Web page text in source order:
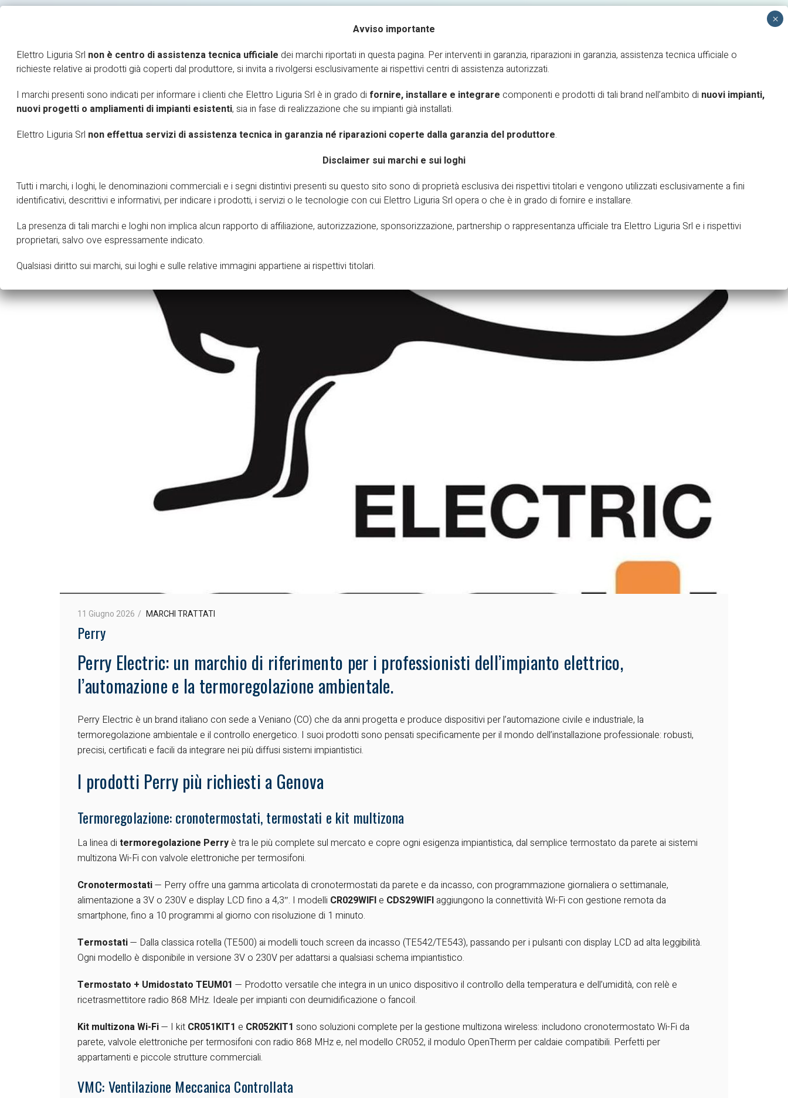
HOME IMPIANTI ELETTRICI BLOG PROMO GALLERY CONTATTACI RICHIESTA INTERVENTO AREA RISERVATA
Elettroliguria
HOME ELETTROLIGURIA
11 Giugno 2026 MARCHI TRATTATI
Perry
Perry Electric: un marchio di riferimento per i professionisti dell’impianto elettrico,
l’automazione e la termoregolazione ambientale.
Perry Electric è un brand italiano con sede a Veniano (CO) che da anni progetta e produce dispositivi per l’automazione civile e industriale, la
termoregolazione ambientale e il controllo energetico. I suoi prodotti sono pensati specificamente per il mondo dell’installazione professionale: robusti,
precisi, certificati e facili da integrare nei più diffusi sistemi impiantistici.
I prodotti Perry più richiesti a Genova
Termoregolazione: cronotermostati, termostati e kit multizona
La linea di termoregolazione Perryè tra le più complete sul mercato e copre ogni esigenza impiantistica, dal semplice termostato da parete ai sistemi
multizona Wi-Fi con valvole elettroniche per termosifoni.
Cronotermostati— Perry offre una gamma articolata di cronotermostati da parete e da incasso, con programmazione giornaliera o settimanale,
alimentazione a 3V o 230V e display LCD fino a 4,3″. I modelli CR029WIFIe CDS29WIFI aggiungono la connettività Wi-Fi con gestione remota da
smartphone, fino a 10 programmi al giorno con risoluzione di 1 minuto.
Termostati— Dalla classica rotella (TE500) ai modelli touch screen da incasso (TE542/TE543), passando per i pulsanti con display LCD ad alta leggibilità.
Ogni modello è disponibile in versione 3V o 230V per adattarsi a qualsiasi schema impiantistico.
Termostato + Umidostato TEUM01 — Prodotto versatile che integra in un unico dispositivo il controllo della temperatura e dell’umidità, con relè e
ricetrasmettitore radio 868 MHz. Ideale per impianti con deumidificazione o fancoil.
Kit multizona Wi-Fi— I kit CR051KIT1 e CR052KIT1 sono soluzioni complete per la gestione multizona wireless: includono cronotermostato Wi-Fi da
parete, valvole elettroniche per termosifoni con radio 868 MHz e, nel modello CR052, il modulo OpenTherm per caldaie compatibili. Perfetti per
appartamenti e piccole strutture commerciali.
VMC: Ventilazione Meccanica Controllata
Avviso importante
Elettro Liguria Srl non è centro di assistenza tecnica ufficiale dei marchi riportati in questa pagina. Per interventi in garanzia, riparazioni in garanzia, assistenza tecnica ufficiale o
richieste relative ai prodotti già coperti dal produttore, si invita a rivolgersi esclusivamente ai rispettivi centri di assistenza autorizzati.
I marchi presenti sono indicati per informare i clienti che Elettro Liguria Srl è in grado di fornire, installare e integrare componenti e prodotti di tali brand nell’ambito di nuovi impianti,
nuovi progetti o ampliamenti di impianti esistenti, sia in fase di realizzazione che su impianti già installati.
Elettro Liguria Srl non effettua servizi di assistenza tecnica in garanzia né riparazioni coperte dalla garanzia del produttore.
Disclaimer sui marchi e sui loghi
Tutti i marchi, i loghi, le denominazioni commerciali e i segni distintivi presenti su questo sito sono di proprietà esclusiva dei rispettivi titolari e vengono utilizzati esclusivamente a fini
identificativi, descrittivi e informativi, per indicare i prodotti, i servizi o le tecnologie con cui Elettro Liguria Srl opera o che è in grado di fornire e installare.
La presenza di tali marchi e loghi non implica alcun rapporto di affiliazione, autorizzazione, sponsorizzazione, partnership o rappresentanza ufficiale tra Elettro Liguria Srl e i rispettivi
proprietari, salvo ove espressamente indicato.
Qualsiasi diritto sui marchi, sui loghi e sulle relative immagini appartiene ai rispettivi titolari.